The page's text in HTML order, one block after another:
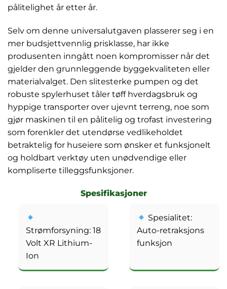
pålitelighet år etter år.
Selv om denne universalutgaven plasserer seg i en
mer budsjettvennlig prisklasse, har ikke
produsenten inngått noen kompromisser når det
gjelder den grunnleggende byggekvaliteten eller
materialvalget. Den slitesterke pumpen og det
robuste spylerhuset tåler tøff hverdagsbruk og
hyppige transporter over ujevnt terreng, noe som
gjør maskinen til en pålitelig og trofast investering
som forenkler det utendørse vedlikeholdet
betraktelig for huseiere som ønsker et funksjonelt
og holdbart verktøy uten unødvendige eller
kompliserte tilleggsfunksjoner.
Spesifikasjoner
Strømforsyning: 18
Volt XR Lithium-
Ion
Spesialitet:
Auto-retraksjons
funksjon